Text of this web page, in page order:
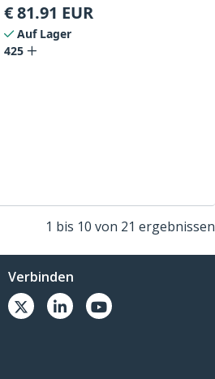
€81.91 EUR
Auf Lager
425
1 bis 10 von 21 ergebnissen
Verbinden